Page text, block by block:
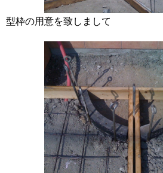
型枠の用意を致しまして